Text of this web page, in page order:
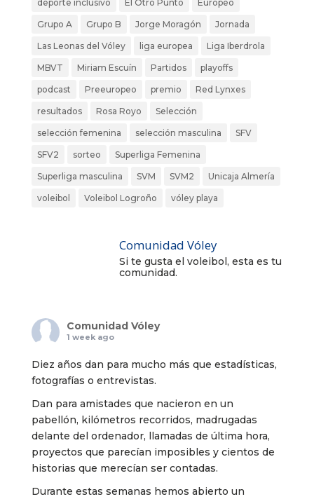
deporte inclusivo El Otro Punto Europeo
Grupo A Grupo B Jorge Moragón Jornada
Las Leonas del Vóley liga europea Liga Iberdrola
MBVT Miriam Escuín Partidos playoffs
podcast Preeuropeo premio Red Lynxes
resultados Rosa Royo Selección
selección femenina selección masculina SFV
SFV2 sorteo Superliga Femenina
Superliga masculina SVM SVM2 Unicaja Almería
voleibol Voleibol Logroño vóley playa
Comunidad Vóley
Si te gusta el voleibol, esta es tu
comunidad.
Comunidad Vóley
1 week ago
Diez años dan para mucho más que estadísticas,
fotografías o entrevistas.
Dan para amistades que nacieron en un
pabellón, kilómetros recorridos, madrugadas
delante del ordenador, llamadas de última hora,
proyectos que parecían imposibles y cientos de
historias que merecían ser contadas.
Durante estas semanas hemos abierto un